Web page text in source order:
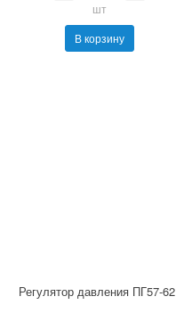
шт
В корзину
Регулятор давления ПГ57-62